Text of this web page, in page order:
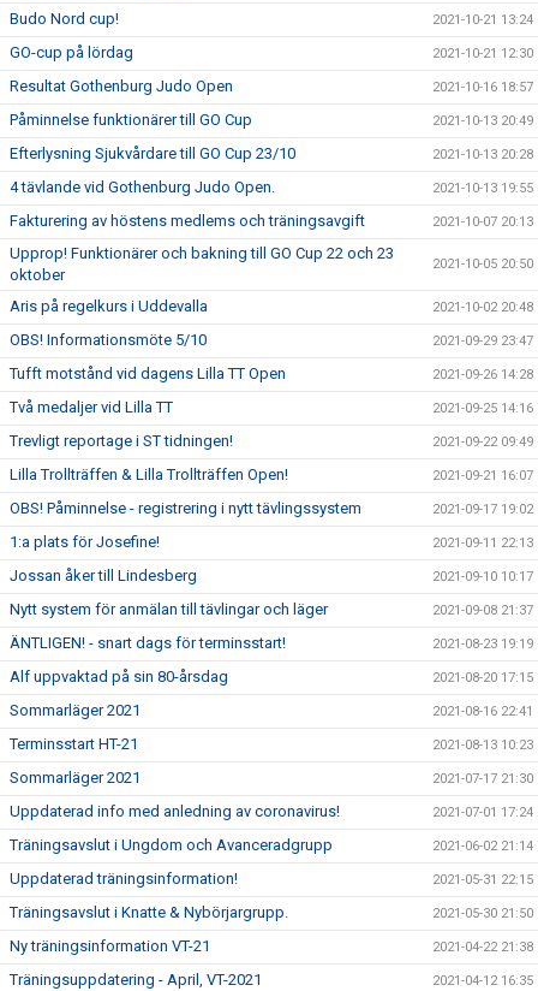
Budo Nord cup! 2021-10-21 13:24
GO-cup på lördag 2021-10-21 12:30
Resultat Gothenburg Judo Open 2021-10-16 18:57
Påminnelse funktionärer till GO Cup 2021-10-13 20:49
Efterlysning Sjukvårdare till GO Cup 23/10 2021-10-13 20:28
4 tävlande vid Gothenburg Judo Open. 2021-10-13 19:55
Fakturering av höstens medlems och träningsavgift 2021-10-07 20:13
Upprop! Funktionärer och bakning till GO Cup 22 och 23
oktober
2021-10-05 20:50
Aris på regelkurs i Uddevalla 2021-10-02 20:48
OBS! Informationsmöte 5/10 2021-09-29 23:47
Tufft motstånd vid dagens Lilla TT Open 2021-09-26 14:28
Två medaljer vid Lilla TT 2021-09-25 14:16
Trevligt reportage i ST tidningen! 2021-09-22 09:49
Lilla Trollträffen & Lilla Trollträffen Open! 2021-09-21 16:07
OBS! Påminnelse - registrering i nytt tävlingssystem 2021-09-17 19:02
1:a plats för Josefine! 2021-09-11 22:13
Jossan åker till Lindesberg 2021-09-10 10:17
Nytt system för anmälan till tävlingar och läger 2021-09-08 21:37
ÄNTLIGEN! - snart dags för terminsstart! 2021-08-23 19:19
Alf uppvaktad på sin 80-årsdag 2021-08-20 17:15
Sommarläger 2021 2021-08-16 22:41
Terminsstart HT-21 2021-08-13 10:23
Sommarläger 2021 2021-07-17 21:30
Uppdaterad info med anledning av coronavirus! 2021-07-01 17:24
Träningsavslut i Ungdom och Avanceradgrupp 2021-06-02 21:14
Uppdaterad träningsinformation! 2021-05-31 22:15
Träningsavslut i Knatte & Nybörjargrupp. 2021-05-30 21:50
Ny träningsinformation VT-21 2021-04-22 21:38
Träningsuppdatering - April, VT-2021 2021-04-12 16:35